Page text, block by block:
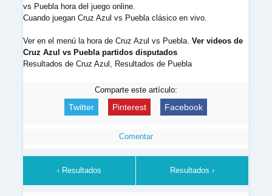
vs Puebla hora del juego online.
Cuando juegan Cruz Azul vs Puebla clásico en vivo.
Ver en el menú la hora de Cruz Azul vs Puebla. Ver videos de
Cruz Azul vs Puebla partidos disputados
Resultados de Cruz Azul, Resultados de Puebla
Comparte este artículo:
Twitter Pinterest Facebook
Comentar
‹ Resultados Resultados ›